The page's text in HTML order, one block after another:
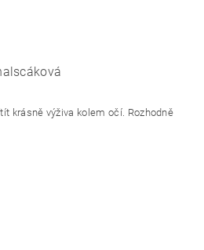
krásně výživa kolem očí. Rozhodně